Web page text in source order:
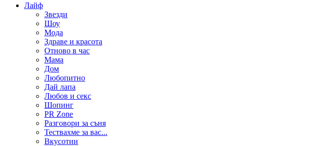
Лайф
Звезди
Шоу
Мода
Здраве и красота
Отново в час
Мама
Дом
Любопитно
Дай лапа
Любов и секс
Шопинг
PR Zone
Разговори за съня
Тествахме за вас...
Вкусотии